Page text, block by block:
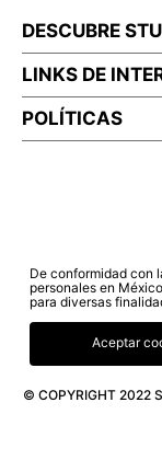
DESCUBRE
LINKS DE
POLÍTICAS
© COPYRIGHT 2022
De conformidad con
personales en
para diversas
Aceptar